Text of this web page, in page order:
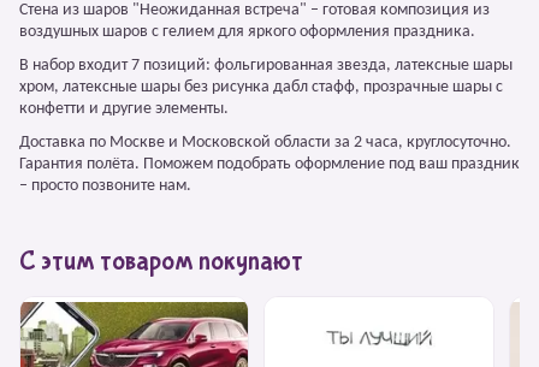
Стена из шаров "Неожиданная встреча" – готовая композиция из
воздушных шаров с гелием для яркого оформления праздника.
В набор входит 7 позиций: фольгированная звезда, латексные шары
хром, латексные шары без рисунка дабл стафф, прозрачные шары с
конфетти и другие элементы.
Доставка по Москве и Московской области за 2 часа, круглосуточно.
Гарантия полёта. Поможем подобрать оформление под ваш праздник
– просто позвоните нам.
С этим товаром покупают